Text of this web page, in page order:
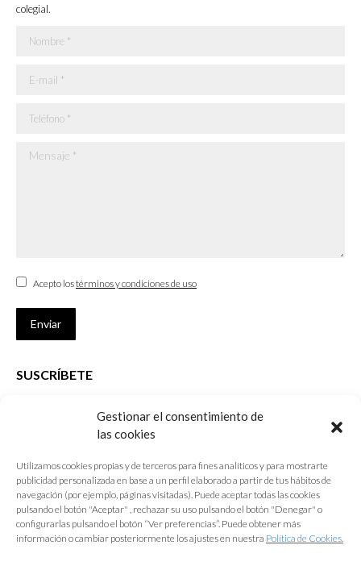
Gestionar el consentimiento de
las cookies
Utilizamos cookies propias y de terceros para fines analíticos y para mostrarte
publicidad personalizada en base a un perfil elaborado a partir de tus hábitos de
navegación (por ejemplo, páginas visitadas). Puede aceptar todas las cookies
pulsando el botón "Aceptar" , rechazar su uso pulsando el botón "Denegar" o
configurarlas pulsando el botón “Ver preferencias”. Puede obtener más
información o cambiar posteriormente los ajustes en nuestra Política de Cookies.
colegial.
Nombre *
E-mail *
Teléfono *
Mensaje *
Acepto lostérminos y condiciones de uso
Enviar
SUSCRÍBETE
que desarrolla el Colegio de Arquitectos de Cádiz
E-mail *
Acepto lostérminos y condiciones de uso